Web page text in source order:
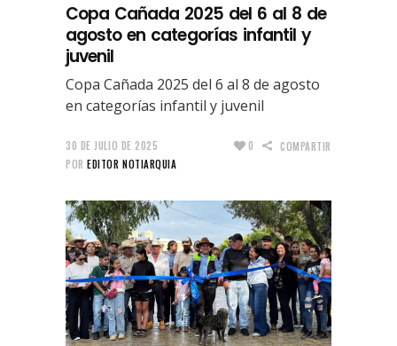
Copa Cañada 2025 del 6 al 8 de
agosto en categorías infantil y
juvenil
Copa Cañada 2025 del 6 al 8 de agosto
en categorías infantil y juvenil
30 DE JULIO DE 2025
POR EDITOR NOTIARQUIA
0 COMPARTIR